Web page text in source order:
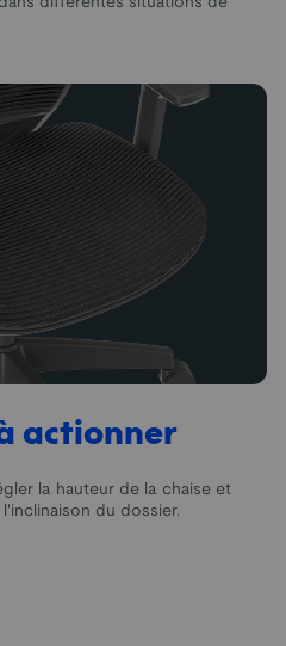
différentes situations de
actionner
la hauteur de la chaise et
du dossier.